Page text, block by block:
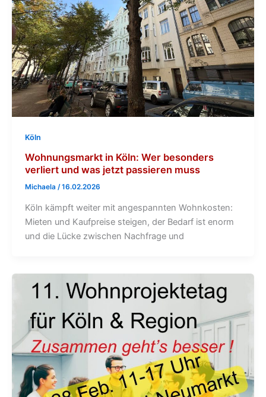
Köln
Wohnungsmarkt in Köln: Wer besonders
verliert und was jetzt passieren muss
Michaela /16.02.2026
Köln kämpft weiter mit angespannten Wohnkosten:
Mieten und Kaufpreise steigen, der Bedarf ist enorm
und die Lücke zwischen Nachfrage und